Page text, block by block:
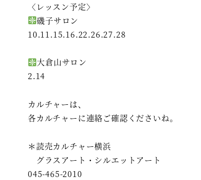
〈レッスン予定〉
磯子サロン
10.11.15.16.22.26.27.28
大倉山サロン
2.14
カルチャーは、
各カルチャーに連絡ご確認くださいね。
＊読売カルチャー横浜
グラスアート・シルエットアート
045-465-2010